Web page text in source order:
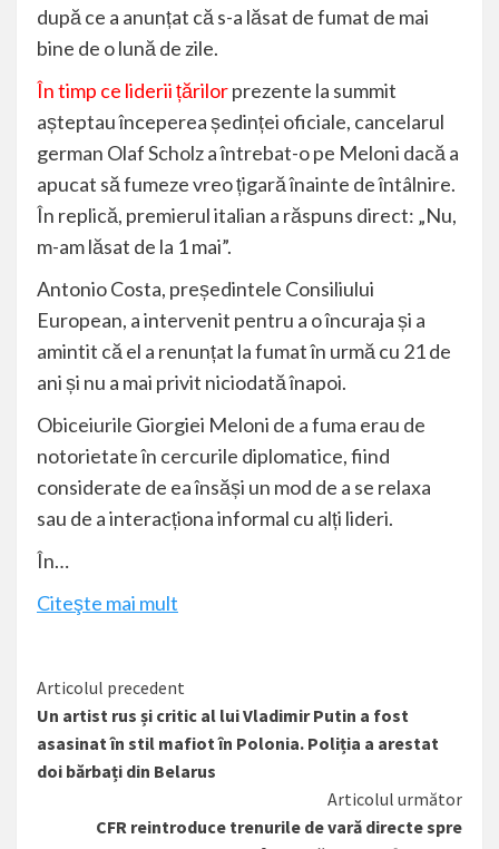
după ce a anunțat că s-a lăsat de fumat de mai
bine de o lună de zile.
În timp ce liderii țărilorprezente la summit
așteptau începerea ședinței oficiale, cancelarul
german Olaf Scholz a întrebat-o pe Meloni dacă a
apucat să fumeze vreo țigară înainte de întâlnire.
În replică, premierul italian a răspuns direct: „Nu,
m-am lăsat de la 1 mai”.
Antonio Costa, președintele Consiliului
European, a intervenit pentru a o încuraja și a
amintit că el a renunțat la fumat în urmă cu 21 de
ani și nu a mai privit niciodată înapoi.
Obiceiurile Giorgiei Meloni de a fuma erau de
notorietate în cercurile diplomatice, fiind
considerate de ea însăși un mod de a se relaxa
sau de a interacționa informal cu alți lideri.
În…
Citeşte mai mult
Citește
mai
mult
Articolul precedent
Un artist rus și critic al lui Vladimir Putin a fost
asasinat în stil mafiot în Polonia. Poliția a arestat
doi bărbați din Belarus
Articolul următor
CFR reintroduce trenurile de vară directe spre